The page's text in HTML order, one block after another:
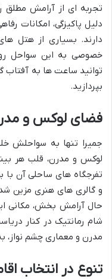
تجربه ای از آرامش مطلق
دلیل پاکیزگی، امکانات
دارند. بسیاری از هتل
خصوصی به این سواحل
توانید ساعت ها به آفتاب
بپردازید.
فضای لوکس و
جمیرا تنها به سواحلش
لوکس و مدرن، قلب هر
تفرجگاه های ساحلی آن
و گالری های هنری مزین
حال آرامش بخش، مکانی
شام رمانتیک در کنار
مدرن و معماری چشم
تنوع در انتخاب